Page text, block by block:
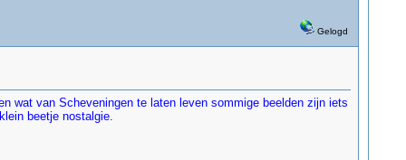
Gelogd
wat van Scheveningen te laten leven sommige beelden zijn iets
beetje nostalgie.